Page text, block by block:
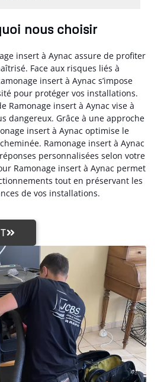
nous choisir
insert à Aynac assure de profiter
Face aux risques liés à
insert à Aynac s’impose
pour protéger vos installations.
Ramonage insert à Aynac vise à
dangereux. Grâce à une approche
insert à Aynac optimise le
Ramonage insert à Aynac
personnalisées selon votre
Ramonage insert à Aynac permet
tout en préservant les
de vos installations.